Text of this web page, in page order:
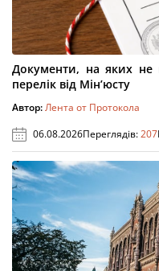
Документи, на яких не
перелік від Мін’юсту
Автор:Лента от Протокола
06.08.2026Переглядів:207